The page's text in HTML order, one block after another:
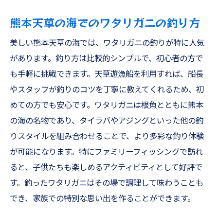
熊本天草の海でのワタリガニの釣り方
美しい熊本天草の海では、ワタリガニの釣りが特に人気
があります。釣り方は比較的シンプルで、初心者の方で
も手軽に挑戦できます。天草遊漁船を利用すれば、船長
やスタッフが釣りのコツを丁寧に教えてくれるため、初
めての方でも安心です。ワタリガニは根魚とともに熊本
の海の名物であり、タイラバやアジングといった他の釣
りスタイルを組み合わせることで、より多彩な釣り体験
が可能になります。特にファミリーフィッシングで訪れ
ると、子供たちも楽しめるアクティビティとして好評で
す。釣ったワタリガニはその場で調理して味わうことも
でき、家族での特別な思い出を作ることができます。